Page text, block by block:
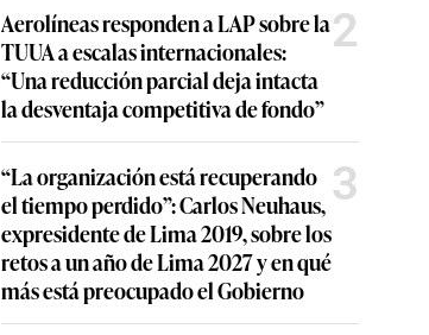
Aerolíneas responden a LAP sobre la
TUUA a escalas internacionales:
“Una reducción parcial deja intacta
la desventaja competitiva de fondo”
2
“La organización está recuperando
el tiempo perdido”: Carlos Neuhaus,
expresidente de Lima 2019, sobre los
retos a un año de Lima 2027 y en qué
más está preocupado el Gobierno
3